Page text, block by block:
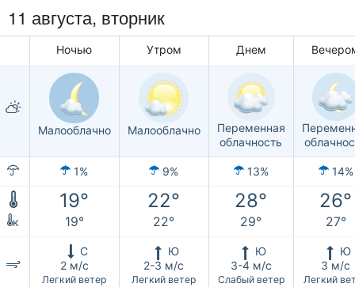
11 августа, вторник
Ночью Утром Днем
Малооблачно Малооблачно
Переменная
облачность
1% 9% 13% 14%
19° 22° 28° 26°
к 19° 22° 29° 27°
С
2 м/с
Легкий ветер
Ю
2-3 м/с
Легкий ветер
Ю
3-4 м/с
Слабый ветер
Ю
3 м/с
Легкий